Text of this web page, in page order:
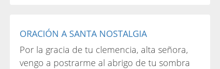
ORACIÓN A SANTA NOSTALGIA
Por la gracia de tu clemencia, alta señora,
vengo a postrarme al abrigo de tu sombra